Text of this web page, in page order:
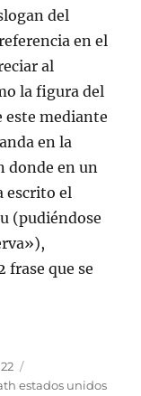
del
en el
al
la figura del
este mediante
en la
donde en un
escrito el
(pudiéndose
frase que se
estados unidos